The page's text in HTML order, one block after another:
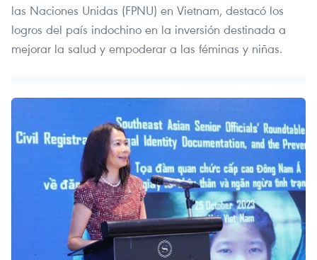
las Naciones Unidas (FPNU) en Vietnam, destacó los
logros del país indochino en la inversión destinada a
mejorar la salud y empoderar a las féminas y niñas.